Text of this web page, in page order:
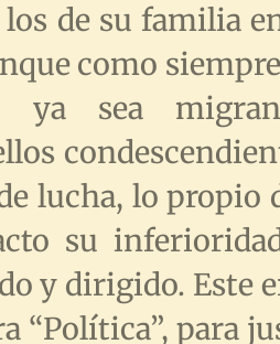
de su familia
como
ya sea
lucha, lo
su
y dirigido. Este
“Política”, para